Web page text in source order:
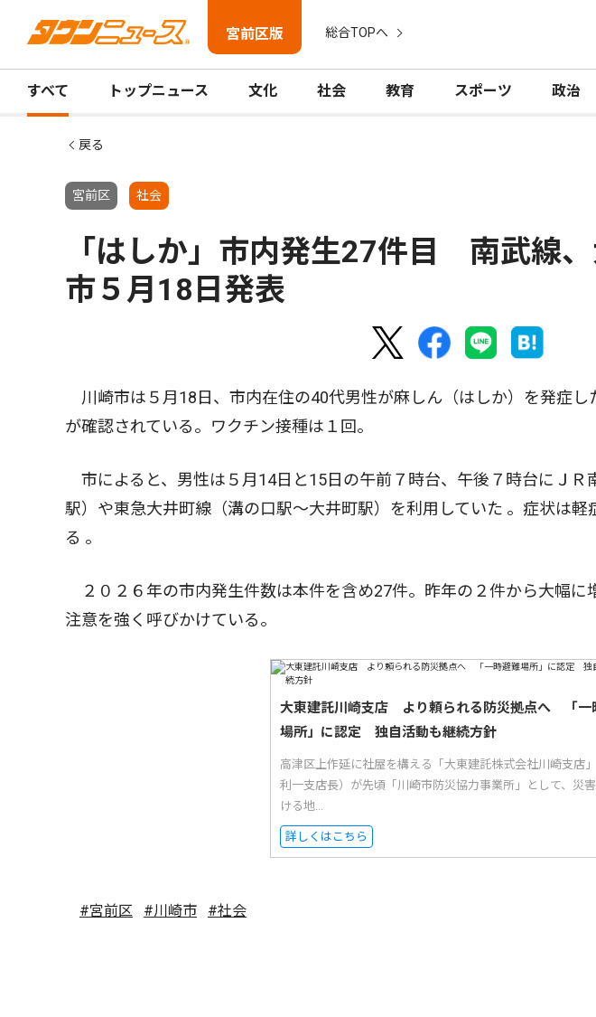
宮前区版 総合TOPへ
すべて トップニュース 文化 社会 教育 スポーツ 政治
戻る
宮前区 社会
「はしか」市内発生27件目 南武線
市５月18日発表
川崎市は５月18日、市内在住の40代男性が麻しん（はしか）を発症し
が確認されている。ワクチン接種は１回。
市によると、男性は５月14日と15日の午前７時台、午後７時台にＪＲ
駅）や東急大井町線（溝の口駅〜大井町駅）を利用していた 。症状は
る 。
２０２６年の市内発生件数は本件を含め27件。昨年の２件から大幅に
注意を強く呼びかけている。
大東建託川崎支店 より頼られる防災拠点へ 「一
場所」に認定 独自活動も継続方針
高津区上作延に社屋を構える「大東建託株式会社川崎支店」
利一支店長）が先頃「川崎市防災協力事業所」として、災
ける地...
詳しくはこちら
#宮前区 #川崎市 #社会